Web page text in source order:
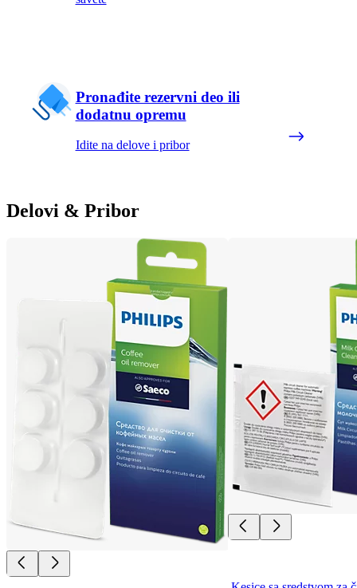
Pronađite rezervni deo ili
dodatnu opremu
Idite na delove i pribor
Delovi & Pribor